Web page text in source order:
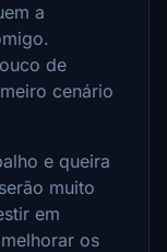
a
de
cenário
e queira
muito
em
os